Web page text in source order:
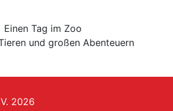
Einen Tag im Zoo
und großen Abenteuern
2026